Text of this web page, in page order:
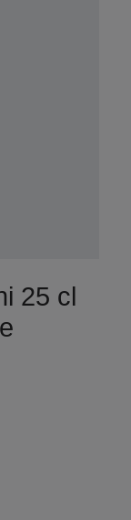
25 cl